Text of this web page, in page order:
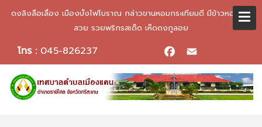
ดงลิงลือเลื่อง เมืองบั้งไฟโบราณ กล่าวขานหอมกระเทียมดี มีข้าวหอมมะลิ
สวย รวยพริกรสเด็ด เห็ดดงภูลอย
โทร : 045-826237
Facebook
Email